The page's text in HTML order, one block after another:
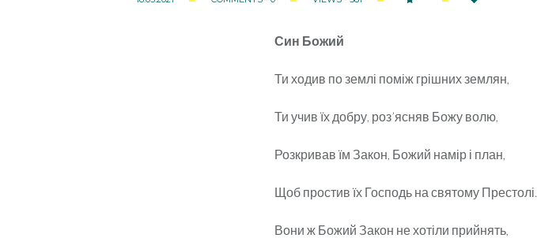
Син Божий
Ти ходив по землі поміж грішних землян,
Ти учив їх добру, роз’ясняв Божу волю,
Розкривав їм Закон, Божий намір і план,
Щоб простив їх Господь на святому Престолі.
Вони ж Божий Закон не хотіли прийнять,